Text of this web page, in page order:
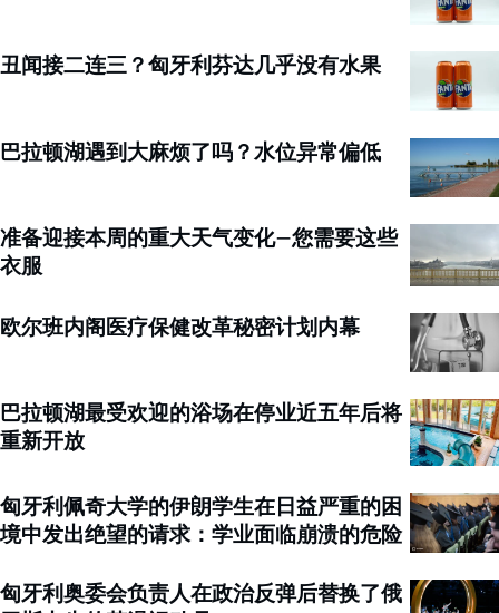
丑闻接二连三？匈牙利芬达几乎没有水果
巴拉顿湖遇到大麻烦了吗？水位异常偏低
准备迎接本周的重大天气变化–您需要这些
衣服
欧尔班内阁医疗保健改革秘密计划内幕
巴拉顿湖最受欢迎的浴场在停业近五年后将
重新开放
匈牙利佩奇大学的伊朗学生在日益严重的困
境中发出绝望的请求：学业面临崩溃的危险
匈牙利奥委会负责人在政治反弹后替换了俄